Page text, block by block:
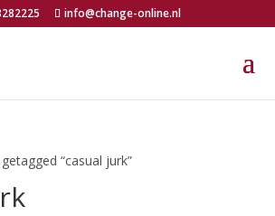
info@change-online.nl
“casual jurk”